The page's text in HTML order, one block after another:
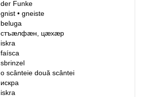
der Funke
gnist• gneiste
beluga
стъӕлфӕн, цӕхӕр
iskra
faísca
sbrinzel
o scânteiedouă scântei
искра
iskra